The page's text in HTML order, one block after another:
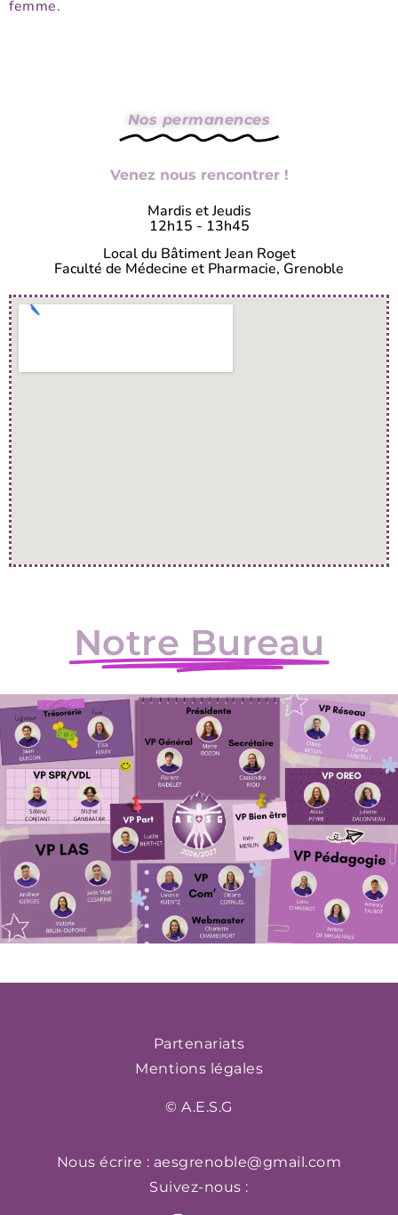
femme.
Nos permanences
Venez nous rencontrer !
Mardis et Jeudis
12h15 - 13h45
Local du Bâtiment Jean Roget
Faculté de Médecine et Pharmacie, Grenoble
Notre Bureau
Nous écrire : aesgrenoble@gmail.com
Suivez-nous :
Partenariats
Mentions légales
© A.E.S.G